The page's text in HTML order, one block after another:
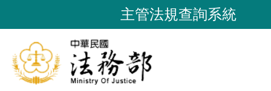
到
要
內
主管法規查詢系統